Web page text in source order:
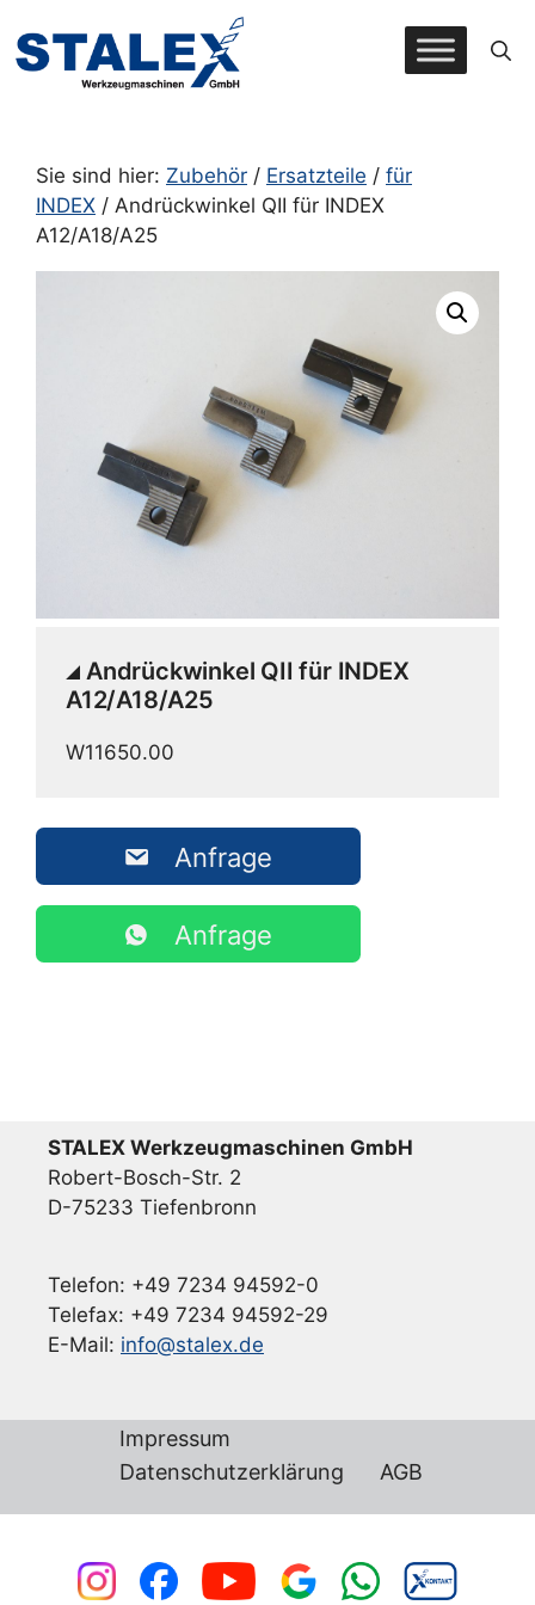
Inhalt
springen
Sie sind hier: Zubehör / Ersatzteile / für
INDEX / Andrückwinkel QII für INDEX
A12/A18/A25
Andrückwinkel QII für INDEX
A12/A18/A25
W11650.00
Anfrage
Anfrage
STALEX Werkzeugmaschinen GmbH
Robert-Bosch-Str. 2
D-75233 Tiefenbronn
Telefon: +49 7234 94592-0
Telefax: +49 7234 94592-29
E-Mail: info@stalex.de
Impressum
Datenschutzerklärung
AGB